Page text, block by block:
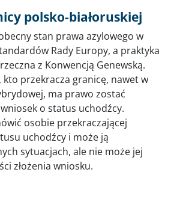
polsko-białoruskiej
stan prawa azylowego w
Rady Europy, a praktyka
z Konwencją Genewską.
kto przekracza granicę, nawet w
ma prawo zostać
wniosek o status uchodźcy.
osobie przekraczającej
uchodźcy i może ją
sytuacjach, ale nie może jej
złożenia wniosku.